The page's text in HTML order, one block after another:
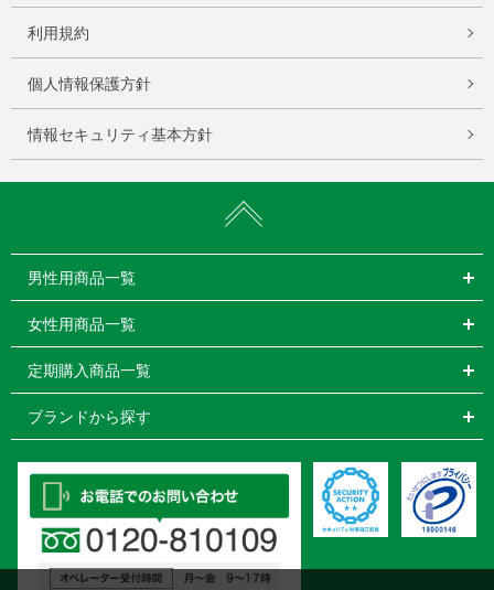
利用規約
個人情報保護方針
情報セキュリティ基本方針
男性用商品一覧
女性用商品一覧
定期購入商品一覧
ブランドから探す